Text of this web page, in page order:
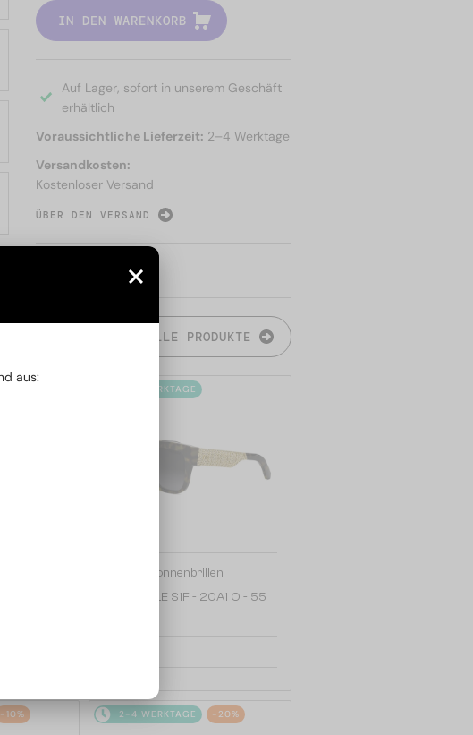
IN DEN WARENKORB
Auf Lager, sofort in unserem Geschäft
erhältlich
Voraussichtliche Lieferzeit: 2–4 Werktage
Versandkosten:
Kostenloser Versand
ÜBER DEN VERSAND
ALLE PRODUKTE
2-4 WERKTAGE
Sonnenbrillen
DIORESILLE S1F - 20A1 O - 55
-10% 2-4 WERKTAGE -20%
aus: